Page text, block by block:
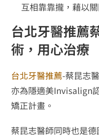
互相靠靠攏，藉以關
台北牙醫推薦
術，用心治療
台北牙醫推薦-蔡昆志
亦為隱適美Invisalign
矯正計畫。
蔡昆志醫師同時也是